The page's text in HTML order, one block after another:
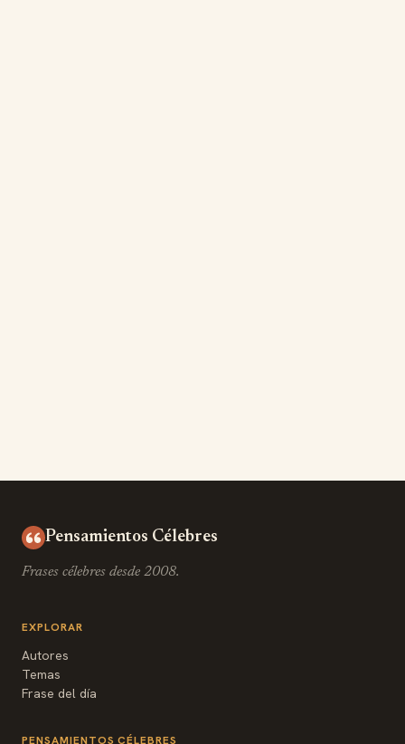
Pensamientos Célebres
Frases célebres desde 2008.
EXPLORAR
Autores
Temas
Frase del día
PENSAMIENTOS CÉLEBRES